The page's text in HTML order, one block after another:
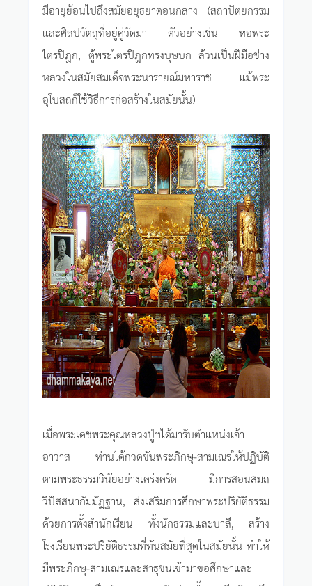
มีอายุย้อนไปถึงสมัยอยุธยาตอนกลาง (สถาปัตยกรรม
และศิลปวัตถุที่อยู่คู่วัดมา ตัวอย่างเช่น หอพระ
ไตรปิฎก, ตู้พระไตรปิฎกทรงบุษบก ล้วนเป็นฝีมือช่าง
หลวงในสมัยสมเด็จพระนารายณ์มหาราช แม้พระ
อุโบสถก็ใช้วิธีการก่อสร้างในสมัยนั้น)
เมื่อพระเดชพระคุณหลวงปู่ฯได้มารับตำแหน่งเจ้า
อาวาส ท่านได้กวดขันพระภิกษุ-สามเณรให้ปฏิบัติ
ตามพระธรรมวินัยอย่างเคร่งครัด มีการสอนสมถ
วิปัสสนากัมมัฏฐาน, ส่งเสริมการศึกษาพระปริยัติธรรม
ด้วยการตั้งสำนักเรียน ทั้งนักธรรมและบาลี, สร้าง
โรงเรียนพระปริยัติธรรมที่ทันสมัยที่สุดในสมัยนั้น ทำให้
มีพระภิกษุ-สามเณรและสาธุชนเข้ามาขอศึกษาและ